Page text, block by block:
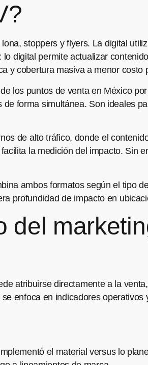
stoppers y flyers. La digital
digital permite actualizar
y cobertura masiva a menor costo
los puntos de venta en México
forma simultánea. Son ideales
de alto tráfico, donde el
la medición del impacto. Sin
ambos formatos según el tipo
profundidad de impacto en
del
atribuirse directamente a la
enfoca en indicadores
el material versus lo